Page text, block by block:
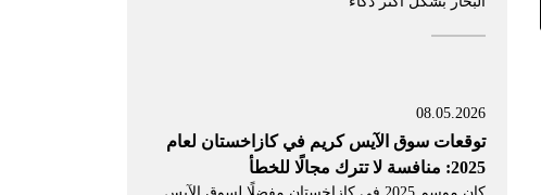
08.05.2026
توقعات سوق الآيس كريم في كازاخستان لعام
2025: منافسة لا تترك مجالًا للخطأ